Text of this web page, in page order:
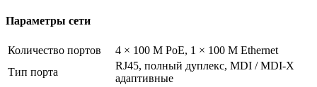
Параметры сети
Количество портов
4 × 100 М PoE, 1 × 100 М Ethernet
Тип порта
RJ45, полный дуплекс, MDI / MDI-X
адаптивные